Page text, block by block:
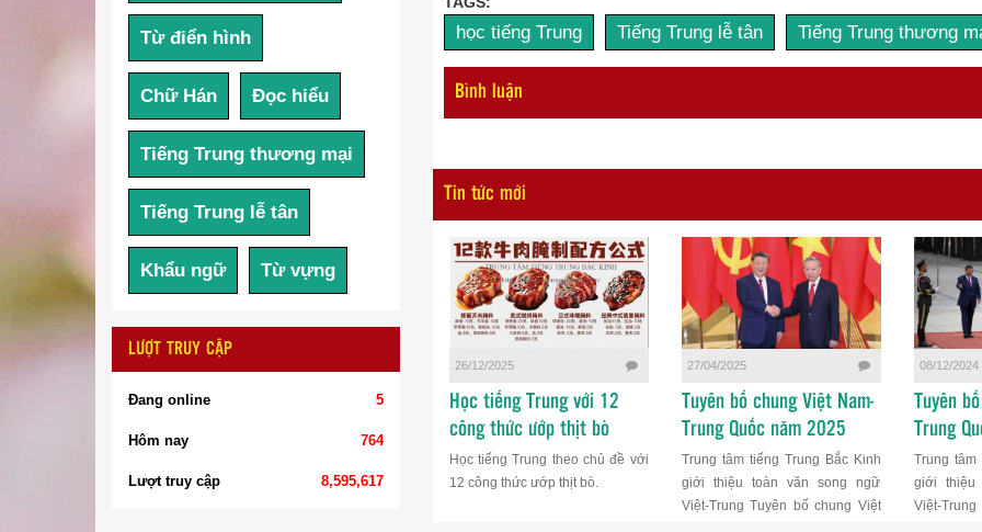
Từ điển hình
Chữ Hán Đọc hiểu
Tiếng Trung thương mại
Tiếng Trung lễ tân
Khẩu ngữ Từ vựng
LƯỢT TRUY CẬP
Đang online 5
Hôm nay 764
Lượt truy cập 8,595,617
học tiếng Trung Tiếng Trung lễ tân Tiếng Trung thương
Bình luận
Tin tức mới
26/12/2025
Học tiếng Trung với 12
công thức ướp thịt bò
Học tiếng Trung theo chủ đề với
12 công thức ướp thịt bò.
27/04/2025
Tuyên bố chung Việt Nam-
Trung Quốc năm 2025
Trung tâm tiếng Trung Bắc Kinh
giới thiệu toàn văn song ngữ
Việt-Trung Tuyên bố chung Việt
08/12/2024
Tuyên
Trung
Trung tâm
giới thiệu
Việt-